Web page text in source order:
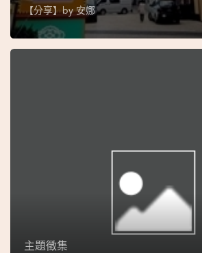
圖
媽
【分享】by安娜
主題徵集